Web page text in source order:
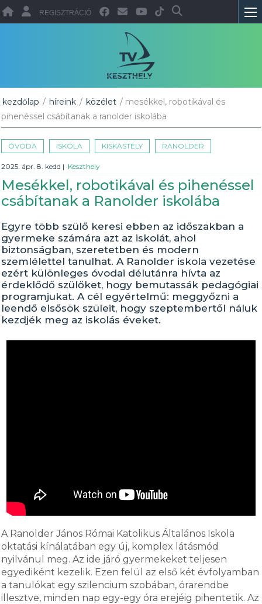
REGISZTRÁCIÓ
kezdőlap / híreink / közélet / mesékkel, robotikával és
pihenéssel csábítanak a ranolder iskolába
ÓVODA ISKOLA KISKASTÉLY RANOLDER
2025. ápr. 8. kedd | Keszthely
Mesékkel, robotikával és pihenéssel
csábítanak a Ranolder iskolába
Egyre több szülő keresi ebben az időszakban a
gyermeke számára azt az iskolát, ahol
biztonságban, szeretetben és modern
szemlélettel tanulhat. A Ranolder iskola vezetése
ezért különleges óvodai délutánra hívta az
érdeklődő szülőket, hogy bemutassák pedagógiai
programjukat. A cél egyértelmű: meggyőzni a
leendő elsősök szüleit, hogy szeptembertől náluk
kezdjék meg az iskolás éveket.
A Ranolder János Római Katolikus Általános Iskola
oktatási kínálatában egy új, komplex látásmód
nyilvánul meg. Az ide járó gyermekeket teljesen
egyediként kezelik. Ezen felül az első két évfolyamban
a tanulókat egy szilencium szobában, órarendbe
illesztve, minden nap egy-egy óra erejéig pihentetik. Az